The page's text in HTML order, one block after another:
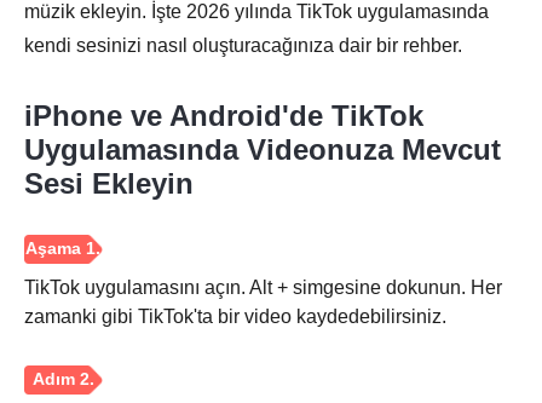
müzik ekleyin. İşte 2026 yılında TikTok uygulamasında
kendi sesinizi nasıl oluşturacağınıza dair bir rehber.
iPhone ve Android'de TikTok
Uygulamasında Videonuza Mevcut
Sesi Ekleyin
TikTok uygulamasını açın. Alt + simgesine dokunun. Her
zamanki gibi TikTok'ta bir video kaydedebilirsiniz.